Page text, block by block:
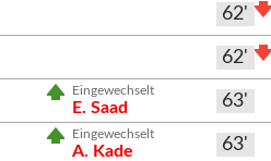
62'
62'
Eingewechselt
E. Saad 63'
Eingewechselt
A. Kade 63'